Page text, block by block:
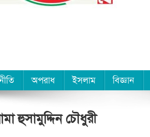
অপরাধ ইসলাম বিজ্ঞান
হুসামুদ্দিন চৌধুরী